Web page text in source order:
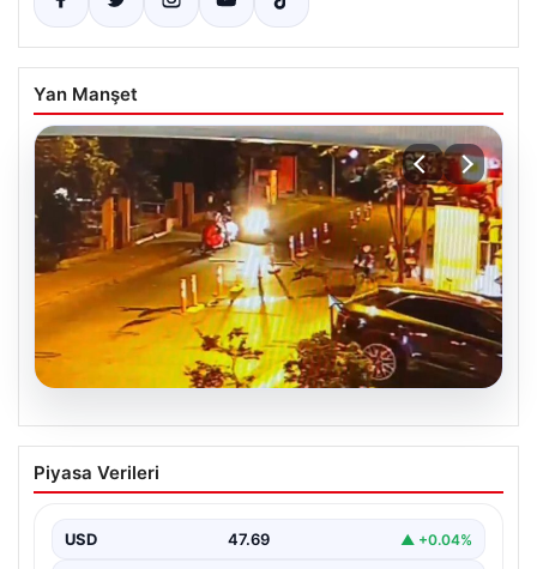
Yan Manşet
05.08.2026
Nilda Müge’nin Ölümüne Yönelik Silahlı
Saldırının Kameralara Yansıyan
İstanbul’un Şişli ilçesinde yaşanan korkutucu olayda,
Piyasa Verileri
USD 47.69 ▲ +0.04%